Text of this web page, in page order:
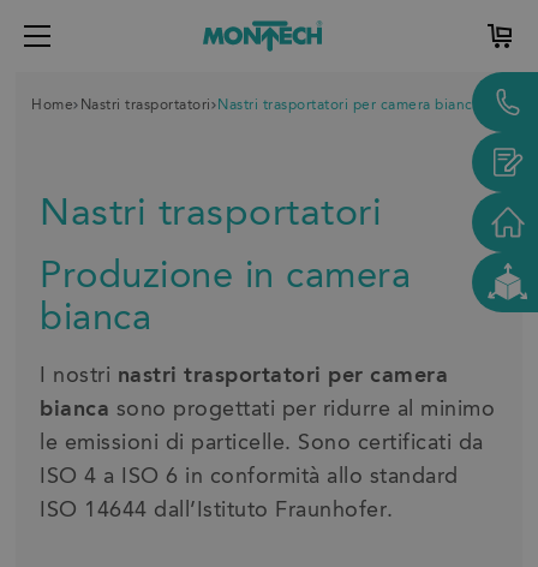
Home Nastri trasportatori Nastri trasportatori per camera bianca
Nastri trasportatori
Produzione in camera
bianca
I nostri nastri trasportatori per camera
bianca sono progettati per ridurre al minimo
le emissioni di particelle. Sono certificati da
ISO 4 a ISO 6 in conformità allo standard
ISO 14644 dall’Istituto Fraunhofer.